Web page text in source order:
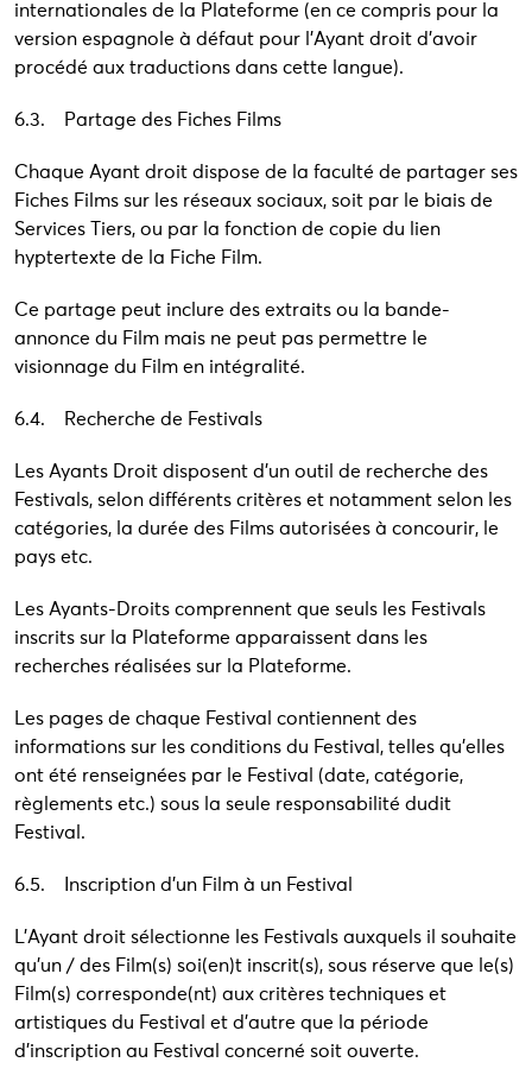
internationales de la Plateforme (en ce compris pour la
version espagnole à défaut pour l’Ayant droit d’avoir
procédé aux traductions dans cette langue).
6.3. Partage des Fiches Films
Chaque Ayant droit dispose de la faculté de partager ses
Fiches Films sur les réseaux sociaux, soit par le biais de
Services Tiers, ou par la fonction de copie du lien
hyptertexte de la Fiche Film.
Ce partage peut inclure des extraits ou la bande-
annonce du Film mais ne peut pas permettre le
visionnage du Film en intégralité.
6.4. Recherche de Festivals
Les Ayants Droit disposent d’un outil de recherche des
Festivals, selon différents critères et notamment selon les
catégories, la durée des Films autorisées à concourir, le
pays etc.
Les Ayants-Droits comprennent que seuls les Festivals
inscrits sur la Plateforme apparaissent dans les
recherches réalisées sur la Plateforme.
Les pages de chaque Festival contiennent des
informations sur les conditions du Festival, telles qu’elles
ont été renseignées par le Festival (date, catégorie,
règlements etc.) sous la seule responsabilité dudit
Festival.
6.5. Inscription d’un Film à un Festival
L’Ayant droit sélectionne les Festivals auxquels il souhaite
qu’un / des Film(s) soi(en)t inscrit(s), sous réserve que le(s)
Film(s) corresponde(nt) aux critères techniques et
artistiques du Festival et d’autre que la période
d’inscription au Festival concerné soit ouverte.